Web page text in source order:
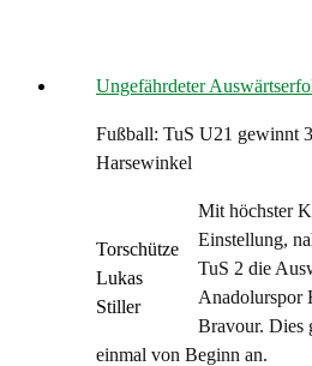
Ungefährdeter
Fußball: TuS U21 gewinnt
Harsewinkel
Torschütze
Lukas
Stiller
Mit höchster
Einstellung,
TuS 2 die
Anadolurspor
Bravour. Dies
einmal von Beginn an.